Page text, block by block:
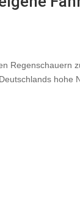
Regenschauern
hohe